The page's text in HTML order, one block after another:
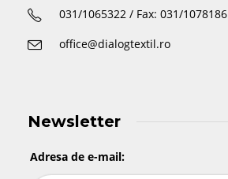
031/1065322 / Fax: 031/1078186
office@dialogtextil.ro
Newsletter
Adresa de e-mail: